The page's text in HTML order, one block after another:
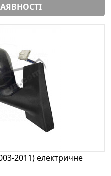
2011) електричне